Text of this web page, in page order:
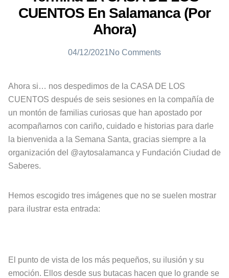
CUENTOS En Salamanca (por
Ahora)
04/12/2021No Comments
Ahora si… nos despedimos de la CASA DE LOS
CUENTOS después de seis sesiones en la compañía de
un montón de familias curiosas que han apostado por
acompañarnos con cariño, cuidado e historias para darle
la bienvenida a la Semana Santa, gracias siempre a la
organización del @aytosalamanca y Fundación Ciudad de
Saberes.
Hemos escogido tres imágenes que no se suelen mostrar
para ilustrar esta entrada:
El punto de vista de los más pequeños, su ilusión y su
emoción. Ellos desde sus butacas hacen que lo grande se